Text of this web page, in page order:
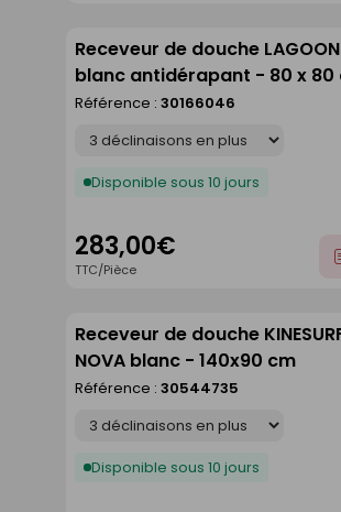
Receveur de douche LAGOON
blanc antidérapant - 80 x 80
Référence : 30166046
Disponible sous 10 jours
283,00€
TTC/Pièce
Receveur de douche
NOVA blanc - 140x90 cm
Référence : 30544735
Disponible sous 10 jours